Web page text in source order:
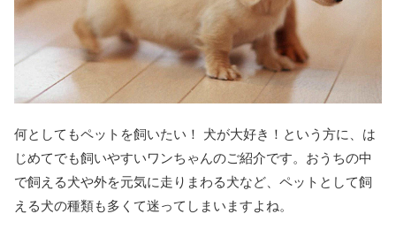
何としてもペットを飼いたい！ 犬が大好き！という方に、は
じめてでも飼いやすいワンちゃんのご紹介です。おうちの中
で飼える犬や外を元気に走りまわる犬など、ペットとして飼
える犬の種類も多くて迷ってしまいますよね。